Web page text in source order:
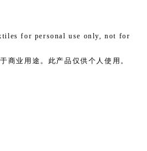
for personal use only, not for
商业用途。此产品仅供个人使用。